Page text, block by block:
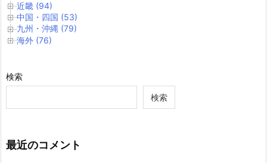
近畿 (94)
中国・四国 (53)
九州・沖縄 (79)
海外 (76)
検索
検索
最近のコメント